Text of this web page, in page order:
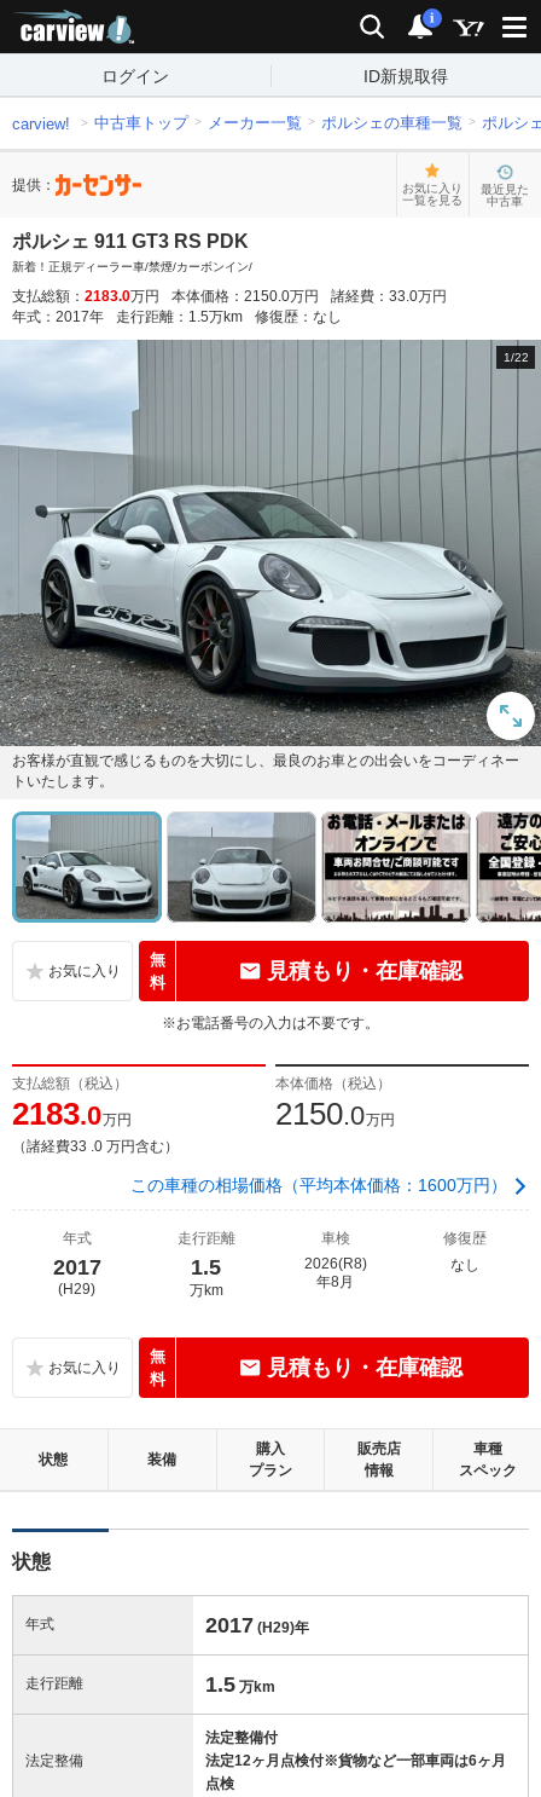
検索 通知
i
ログイン ID新規取得
carview! 中古車トップ メーカー一覧 ポルシェの車種一覧 ポルシ
提供：
お気に入り
一覧を見る
最近見た
中古車
ポルシェ 911 GT3 RS PDK
新着！正規ディーラー車/禁煙/カーボンイン/
支払総額： 2183.0万円 本体価格： 2150.0万円 諸経費： 33.0万円
年式： 2017年 走行距離： 1.5万km 修復歴： なし
1/22
お客様が直観で感じるものを大切にし、最良のお車との出会いをコーディネー
トいたします。
無
料
見積もり・在庫確認
※お電話番号の入力は不要です。
支払総額（税込）
2183.0万円
（諸経費33 .0 万円含む）
本体価格（税込）
2150.0万円
この車種の相場価格（平均本体価格：1600万円）
年式
2017
(H29)
走行距離
1.5
万km
車検
2026(R8)
年8月
修復歴
なし
無
料
見積もり・在庫確認
状態 装備
購入
プラン
販売店
情報
車種
スペック
状態
年式 2017 (H29)年
走行距離 1.5 万km
法定整備
法定整備付
法定12ヶ月点検付※貨物など一部車両は6ヶ月
点検